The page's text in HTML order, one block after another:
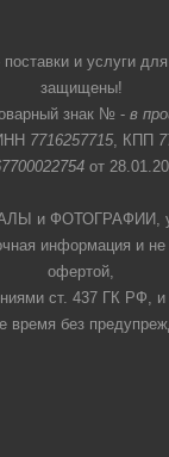
и услуги
защищены!
знак № - в
7716257715, КПП
от
и ФОТОГРАФИИ,
информация и
офертой,
ст. 437 ГК РФ, и
время без